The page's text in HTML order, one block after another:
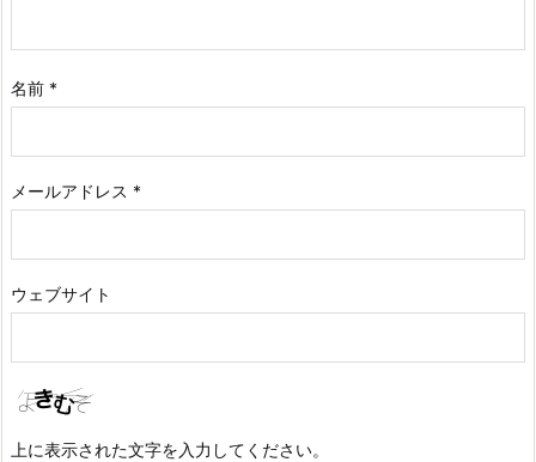
名前 *
メールアドレス *
ウェブサイト
上に表示された文字を入力してください。